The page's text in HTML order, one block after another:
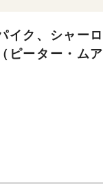
イク、シャーロ
ピーター・ムア